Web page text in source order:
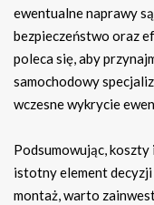
ewentualne naprawy
bezpieczeństwo oraz
poleca się, aby
samochodowy
wczesne wykrycie
Podsumowując,
istotny element decyzji
montaż, warto